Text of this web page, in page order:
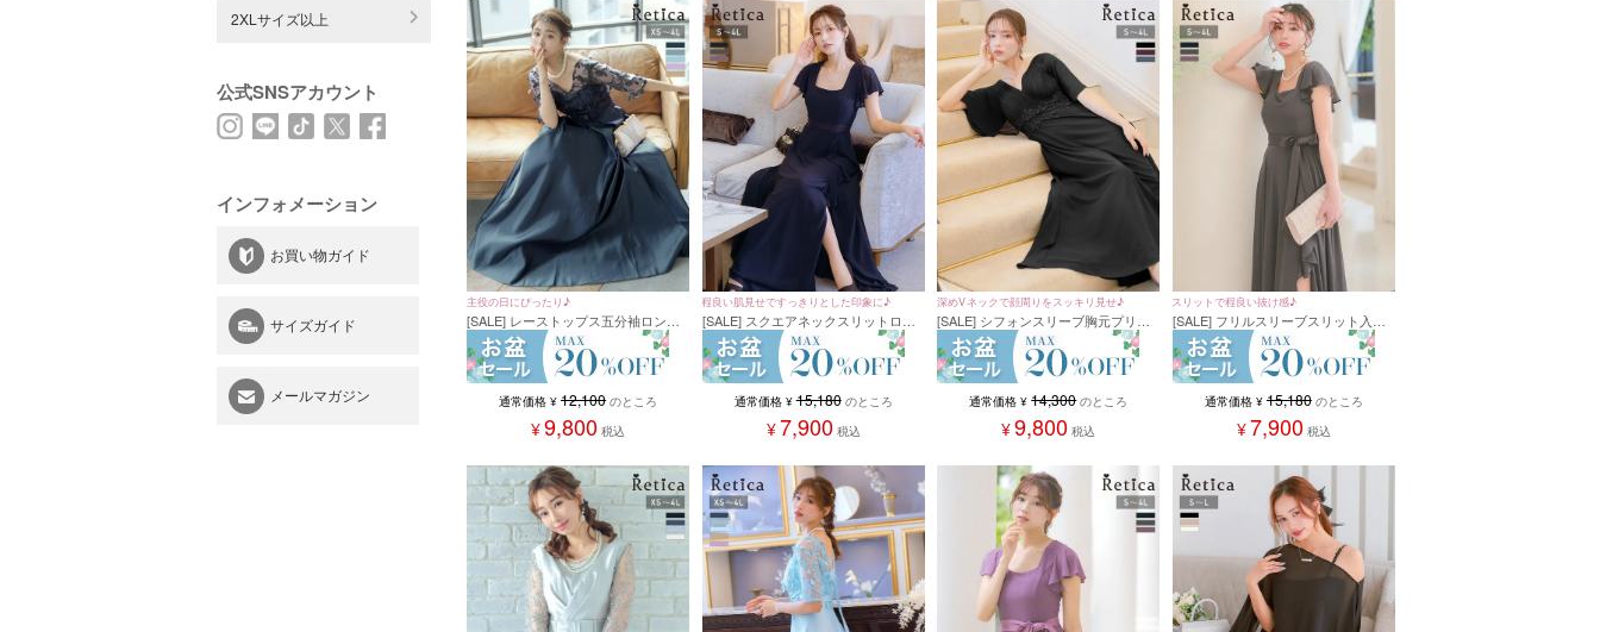
2XLサイズ以上
公式SNSアカウント
インフォメーション
お買い物ガイド
サイズガイド
メールマガジン
主役の日にぴったり♪
[SALE] レーストップス五分袖ロング
丈ワンピースパーティードレス (XSサ
イズ～4Lサイズ)
通常価格 ¥ 12,100 のところ
¥9,800 税込
程良い肌見せですっきりとした印象に♪
[SALE] スクエアネックスリットロン
グ丈パーティードレス(Sサイズ～4L
サイズ)
通常価格 ¥ 15,180 のところ
¥7,900 税込
深めVネックで顔周りをスッキリ見せ♪
[SALE] シフォンスリーブ胸元プリー
ツパーティードレス(Sサイズ～4Lサ
イズ)
通常価格 ¥ 14,300 のところ
¥9,800 税込
スリットで程良い抜け感♪
[SALE] フリルスリーブスリット入り
ロング丈パーティードレス(Sサイズ～
4Lサイズ)
通常価格 ¥ 15,180 のところ
¥7,900 税込